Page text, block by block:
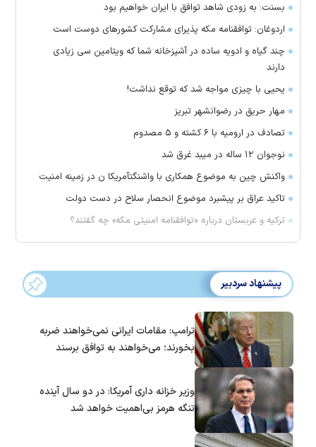
بسنت: به زودی شاهد توافق با ایران خواهیم بود
اردوغان: توافقنامه مکه پذیرای مشارکت کشور‌های دوست است
چند گیاه و ادویه ساده در آشپزخانه شما که ویتامین سی زیادی
دارند
یحیی با چیزی مواجه شد که توقع نداشت!
مهار حریق در رضوانشهر تبریز
تصادف در ارومیه با ۶ کشته و ۵ مصدوم
نوجوان ۱۲ ساله در میبد غرق شد
واکنش چین به موضوع همکاری با واشنگتآمریکا ن در زمینه امنیت
تاکید عراق بر پیشبرد موضوع انحصار سلاح در دست دولت
ترکیه و عربستان درباره «توافقنامه امنیتی مکه» چه گفتند؟
پیشنهاد سردبیر
ترامپ: مقامات ایرانی نمی‌خواهند ضربه
بخورند؛ می‌خواهند به توافق برسند
وزیر خزانه داری آمریکا: در دو سال آینده
تنگه هرمز بی‌اهمیت خواهد شد